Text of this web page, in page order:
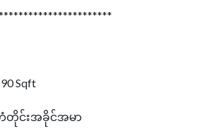
Sqft
တိုင်းအခိုင်အမာ